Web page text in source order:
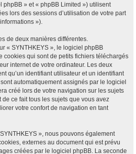
» et « phpBB Limited ») utilisent
lors des sessions d’utilisation de votre part
»).
de deux manières différentes.
« SYNTHKEYS », le logiciel phpBB
cookies qui sont de petits fichiers téléchargés
internet de votre ordinateur. Les deux
qu’un identifiant utilisateur et un identifiant
automatiquement assignés par le logiciel
créé lors de votre navigation sur les sujets
ce fait tous les sujets que vous avez
votre confort de navigation en tant
», nous pouvons également
externes au document qui est prévu
créées par le logiciel phpBB. La seconde